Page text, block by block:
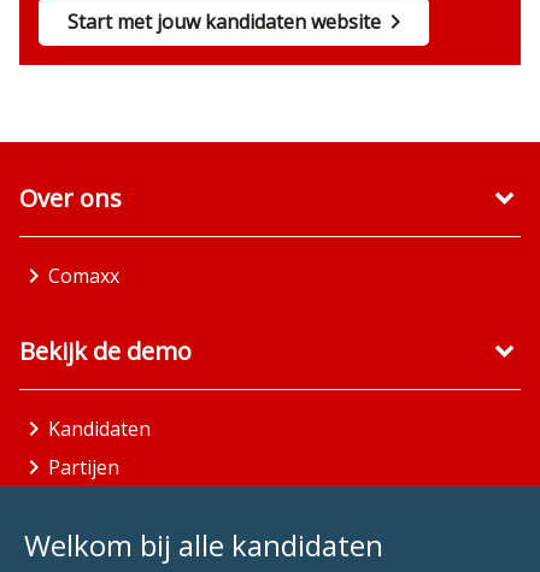
Start met jouw kandidaten website
Welkom bij alle kandidaten
Over ons
Comaxx
Bekijk de demo
Kandidaten
Partijen
Aandachtsgebieden